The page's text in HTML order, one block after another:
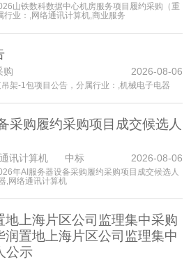
山铁数科数据中心机房服务项目履约采购（重
业：,网络通讯计算机,商业服务
2026-08-06
架-1包项目公告，分属行业：,机械电子电器
采购履约采购项目成交候选人
通讯计算机 中标 2026-08-06
年AI服务器设备采购履约采购项目成交候选人
,网络通讯计算机
上海片区公司监理集中采购
置地上海片区公司监理集中
公示